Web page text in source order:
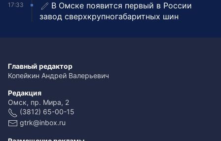
17:33
В Омске появится первый в России
завод сверхкрупногабаритных шин
Главный редактор
Копейкин Андрей Валерьевич
Редакция
Омск, пр. Мира, 2
(3812) 65-00-15
gtrk@inbox.ru